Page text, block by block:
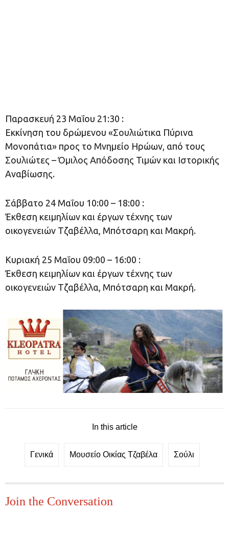
Παρασκευή 23 Μαΐου 21:30 :
Εκκίνηση του δρώμενου «Σουλιώτικα Πύρινα
Μονοπάτια» προς το Μνημείο Ηρώων, από τους
Σουλιώτες – Όμιλος Απόδοσης Τιμών και Ιστορικής
Αναβίωσης.
Σάββατο 24 Μαΐου 10:00 – 18:00 :
Έκθεση κειμηλίων και έργων τέχνης των
οικογενειών Τζαβέλλα, Μπότσαρη και Μακρή.
Κυριακή 25 Μαΐου 09:00 – 16:00 :
Έκθεση κειμηλίων και έργων τέχνης των
οικογενειών Τζαβέλλα, Μπότσαρη και Μακρή.
In this article
Γενικά Μουσείο Οικίας Τζαβέλα Σούλι
Join the Conversation